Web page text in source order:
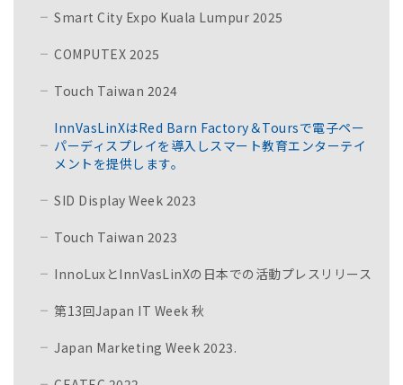
Smart City Expo Kuala Lumpur 2025
COMPUTEX 2025
Touch Taiwan 2024
InnVasLinXはRed Barn Factory＆Toursで電子ペー
パーディスプレイを導入しスマート教育エンターテイ
メントを提供します。
SID Display Week 2023
Touch Taiwan 2023
InnoLuxとInnVasLinXの日本での活動プレスリリース
第13回Japan IT Week 秋
Japan Marketing Week 2023.